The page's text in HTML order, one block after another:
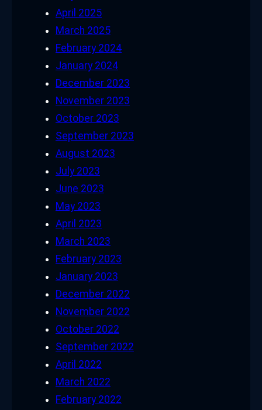
April 2025
March 2025
February 2024
January 2024
December 2023
November 2023
October 2023
September 2023
August 2023
July 2023
June 2023
May 2023
April 2023
March 2023
February 2023
January 2023
December 2022
November 2022
October 2022
September 2022
April 2022
March 2022
February 2022